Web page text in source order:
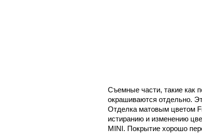
Съемные части, такие как
окрашиваются отдельно.
Отделка матовым цветом
истиранию и изменению
MINI. Покрытие хорошо